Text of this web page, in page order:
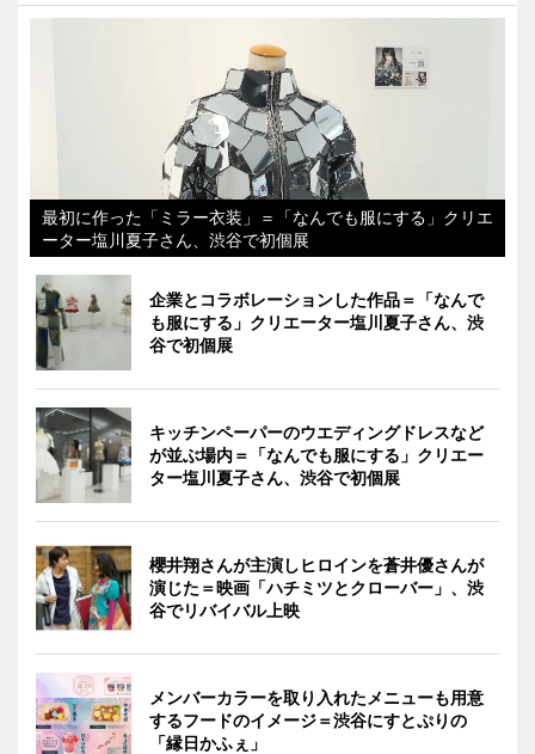
最初に作った「ミラー衣装」＝「なんでも服にする」クリエ
ーター塩川夏子さん、渋谷で初個展
企業とコラボレーションした作品＝「なんで
も服にする」クリエーター塩川夏子さん、渋
谷で初個展
キッチンペーパーのウエディングドレスなど
が並ぶ場内＝「なんでも服にする」クリエー
ター塩川夏子さん、渋谷で初個展
櫻井翔さんが主演しヒロインを蒼井優さんが
演じた＝映画「ハチミツとクローバー」、渋
谷でリバイバル上映
メンバーカラーを取り入れたメニューも用意
するフードのイメージ＝渋谷にすとぷりの
「縁日かふぇ」